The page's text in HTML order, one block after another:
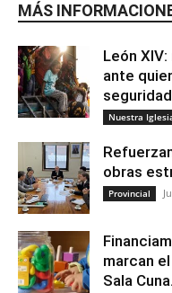
MÁS
León
ante
seguridad
Nuestra
obras
Provincial
marcan
Sala